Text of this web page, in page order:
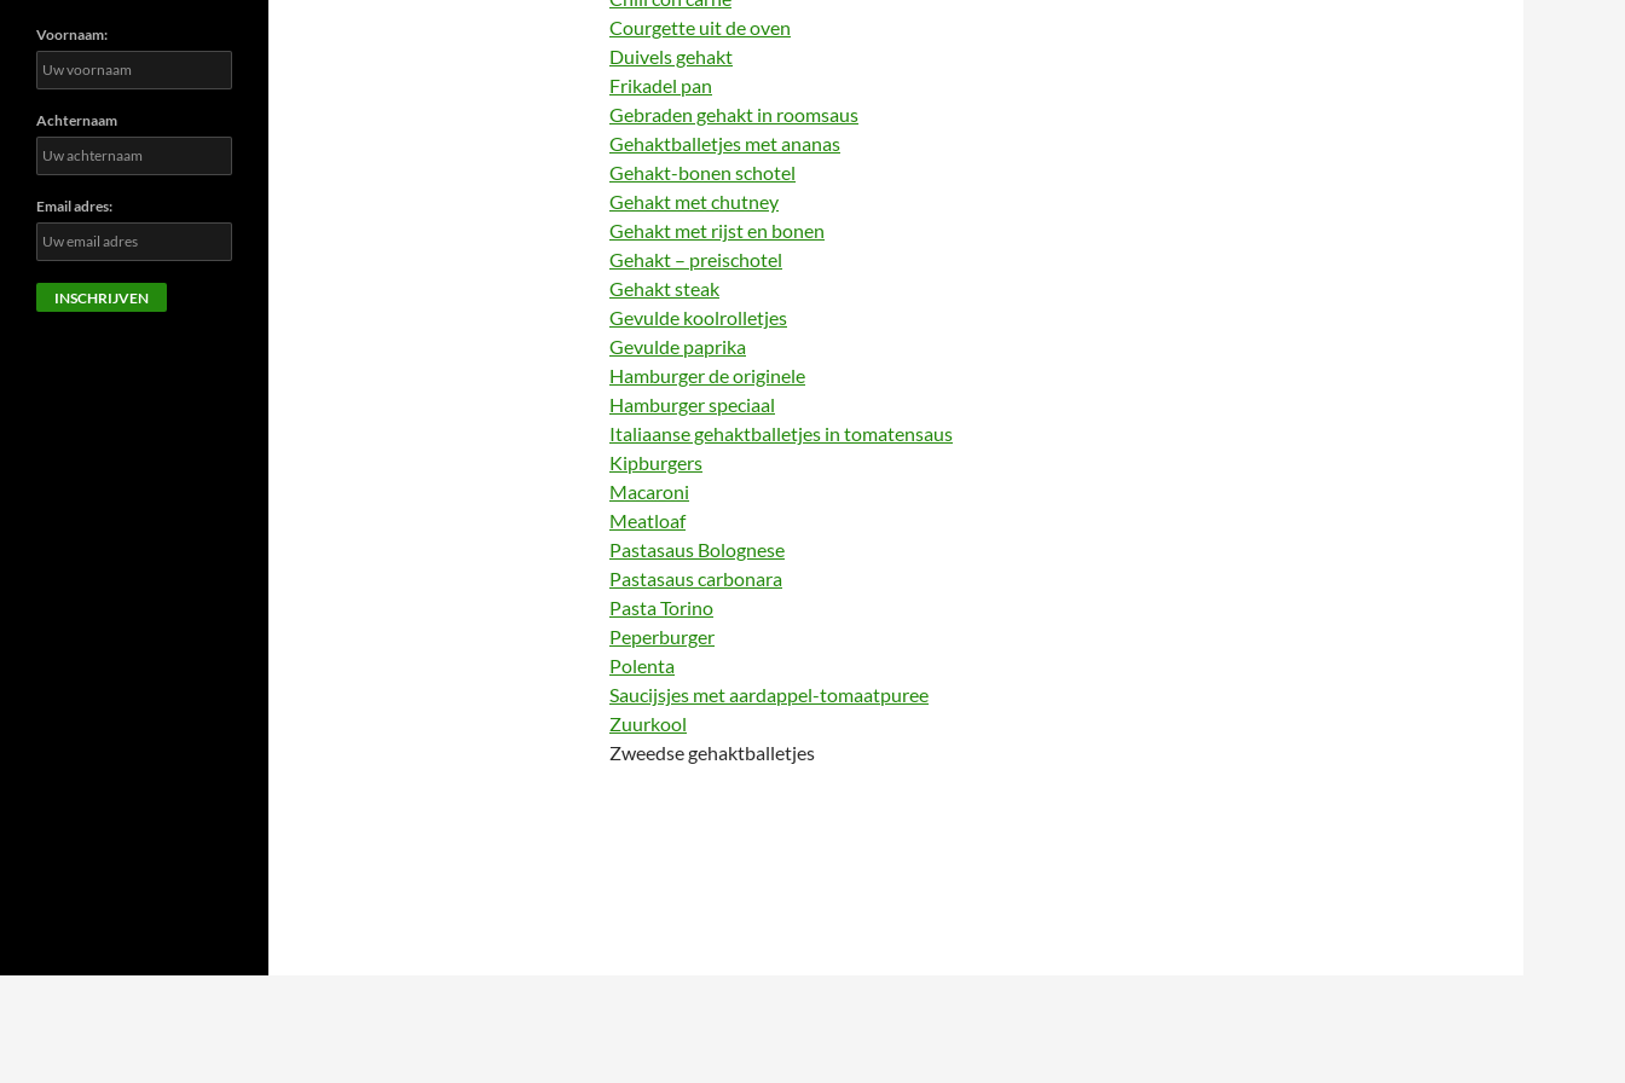
Courgette uit de oven
Duivels gehakt
Frikadel pan
Gebraden gehakt in roomsaus
Gehaktballetjes met ananas
Gehakt-bonen schotel
Gehakt met chutney
Gehakt met rijst en bonen
Gehakt – preischotel
Gehakt steak
Gevulde koolrolletjes
Gevulde paprika
Hamburger de originele
Hamburger speciaal
Italiaanse gehaktballetjes in tomatensaus
Kipburgers
Macaroni
Meatloaf
Pastasaus Bolognese
Pastasaus carbonara
Pasta Torino
Peperburger
Polenta
Saucijsjes met aardappel-tomaatpuree
Zuurkool
Zweedse gehaktballetjes
Voornaam:
Achternaam
Email adres: